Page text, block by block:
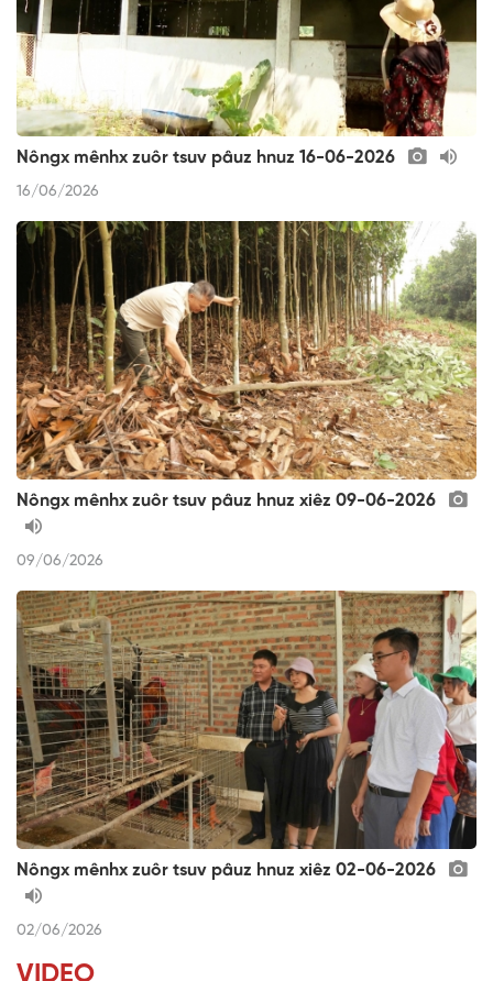
Nôngx mênhx zuôr tsuv pâuz hnuz 16-06-2026
16/06/2026
Nôngx mênhx zuôr tsuv pâuz hnuz xiêz 09-06-2026
09/06/2026
Nôngx mênhx zuôr tsuv pâuz hnuz xiêz 02-06-2026
02/06/2026
VIDEO